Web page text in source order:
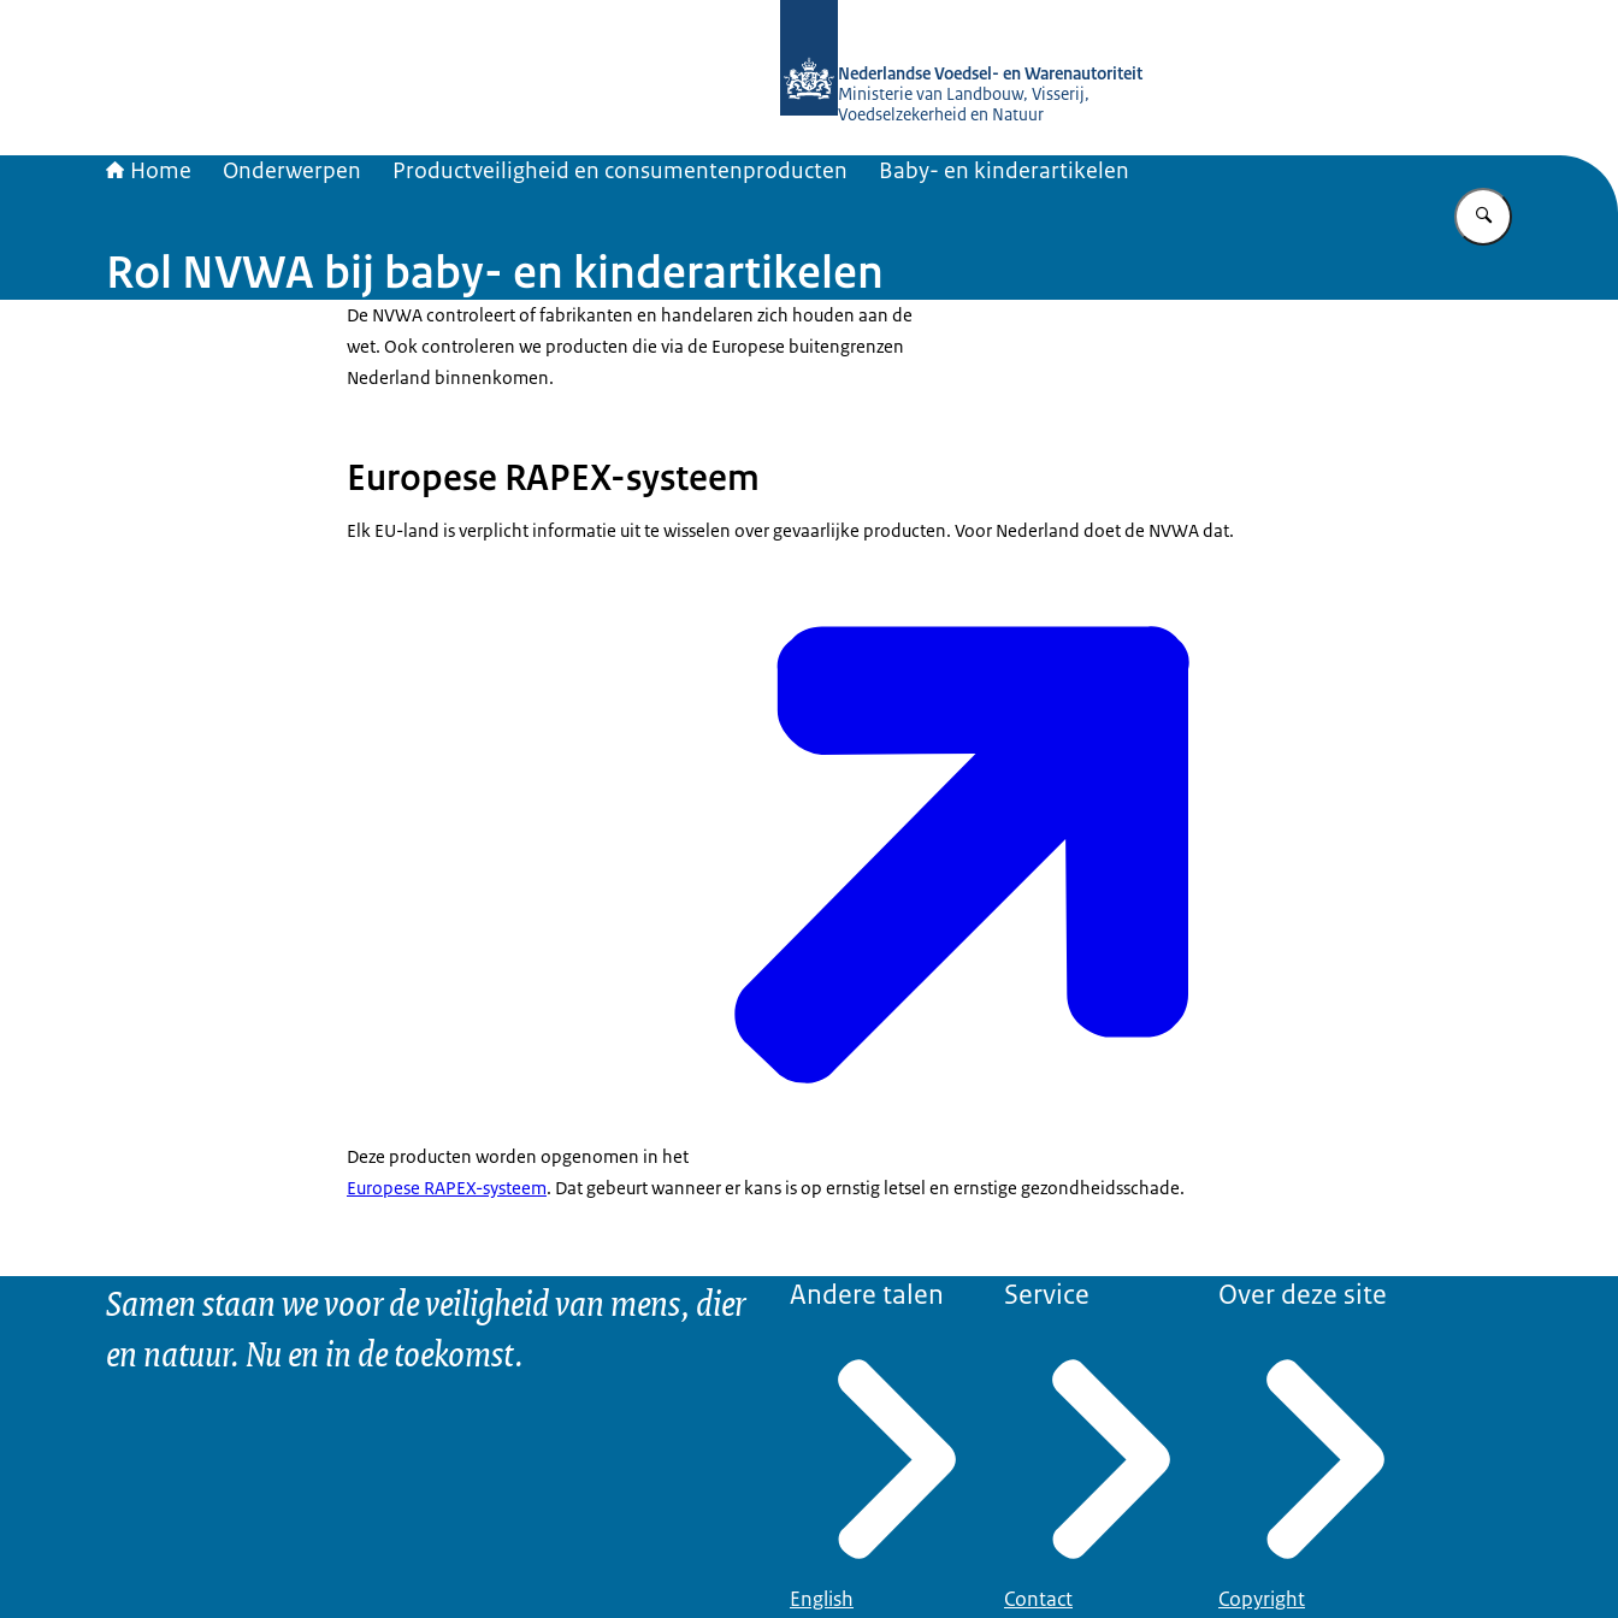
Nederlandse Voedsel- en Warenautoriteit
Ministerie van Landbouw, Visserij,
Voedselzekerheid en Natuur
Home Onderwerpen Productveiligheid en consumentenproducten Baby- en kinderartikelen
Vul in wat u
Rol NVWA bij baby- en kinderartikelen
De NVWA controleert of fabrikanten en handelaren zich houden aan de
wet. Ook controleren we producten die via de Europese buitengrenzen
Nederland binnenkomen.
Europese RAPEX-systeem
Elk EU-land is verplicht informatie uit te wisselen over gevaarlijke producten. Voor Nederland doet de NVWA dat.
Deze producten worden opgenomen in het
Europese RAPEX-systeem. Dat gebeurt wanneer er kans is op ernstig letsel en ernstige gezondheidsschade.
Samen staan we voor de veiligheid van mens, dier
en natuur. Nu en in de toekomst.
Andere talen
English
Service
Contact
Over deze site
Copyright